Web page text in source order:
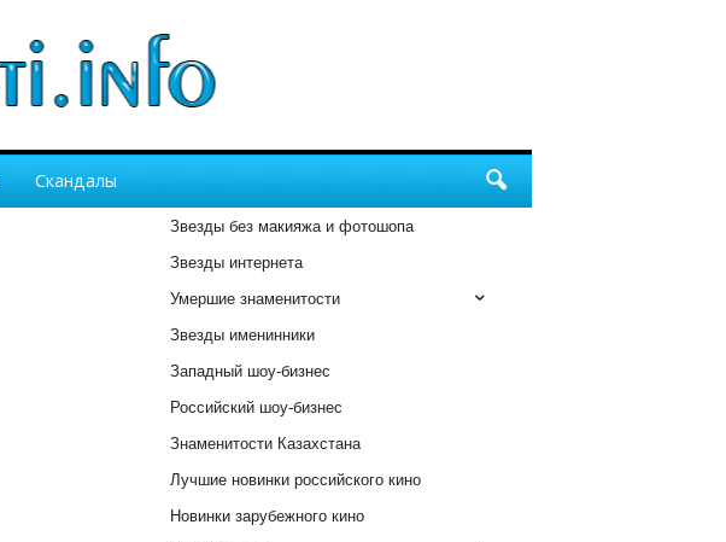
Скандалы
Звезды без макияжа и фотошопа
Звезды интернета
Умершие знаменитости
Звезды именинники
Западный шоу-бизнес
Российский шоу-бизнес
Знаменитости Казахстана
Лучшие новинки российского кино
Новинки зарубежного кино